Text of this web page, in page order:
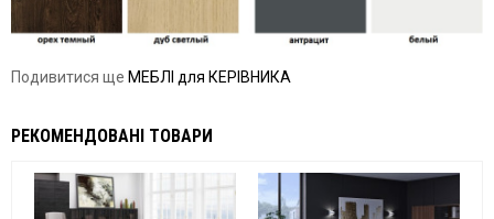
Подивитися ще МЕБЛІ для КЕРІВНИКА
РЕКОМЕНДОВАНІ ТОВАРИ